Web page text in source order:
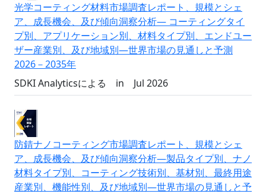
光学コーティング材料市場調査レポート、規模とシェ
ア、成長機会、及び傾向洞察分析― コーティングタイ
プ別、アプリケーション別、材料タイプ別、エンドユー
ザー産業別、及び地域別―世界市場の見通しと予測
2026－2035年
SDKI Analyticsによる
in Jul 2026
防錆ナノコーティング市場調査レポート、規模とシェ
ア、成長機会、及び傾向洞察分析―製品タイプ別、ナノ
材料タイプ別、コーティング技術別、基材別、最終用途
産業別、機能性別、及び地域別―世界市場の見通しと予